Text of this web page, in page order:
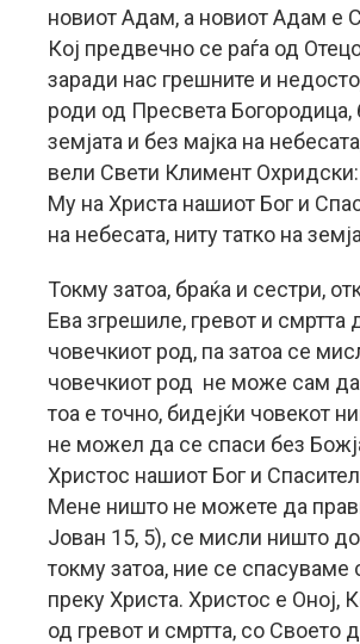
новиот Адам, а новиот Адам е
Кој предвечно се раѓа од
заради нас грешните и
роди од Пресвета Богородица,
земјата и без мајка на
вели Свети Климент Охридски:
Му на Христа нашиот Бог и
на небесата, ниту татко на
Токму затоа, браќа и сестри,
Ева згрешиле, гревот и смртта
човечкиот род, па затоа се
човечкиот род не може сам да
тоа е точно, бидејќи човекот
не можел да се спаси без
Христос нашиот Бог и
Мене ништо не можете да
Јован 15, 5), се мисли ништо
токму затоа, ние се спасуваме
преку Христа. Христос е Оној,
од гревот и смртта, со Своето